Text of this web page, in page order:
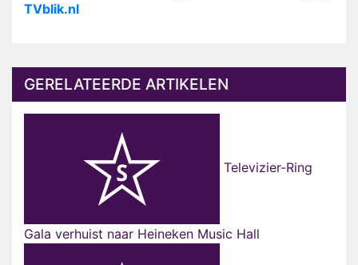
TVblik.nl
GERELATEERDE ARTIKELEN
Televizier-Ring
Gala verhuist naar Heineken Music Hall